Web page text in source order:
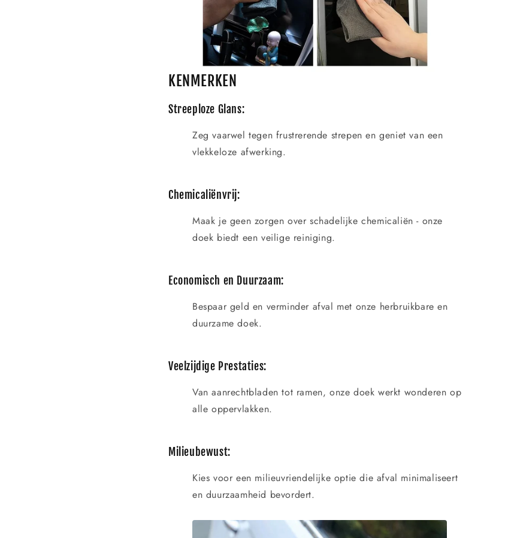
KENMERKEN
Streeploze Glans:
Zeg vaarwel tegen frustrerende strepen en geniet van een
vlekkeloze afwerking.
Chemicaliënvrij:
Maak je geen zorgen over schadelijke chemicaliën - onze
doek biedt een veilige reiniging.
Economisch en Duurzaam:
Bespaar geld en verminder afval met onze herbruikbare en
duurzame doek.
Veelzijdige Prestaties:
Van aanrechtbladen tot ramen, onze doek werkt wonderen op
alle oppervlakken.
Milieubewust:
Kies voor een milieuvriendelijke optie die afval minimaliseert
en duurzaamheid bevordert.